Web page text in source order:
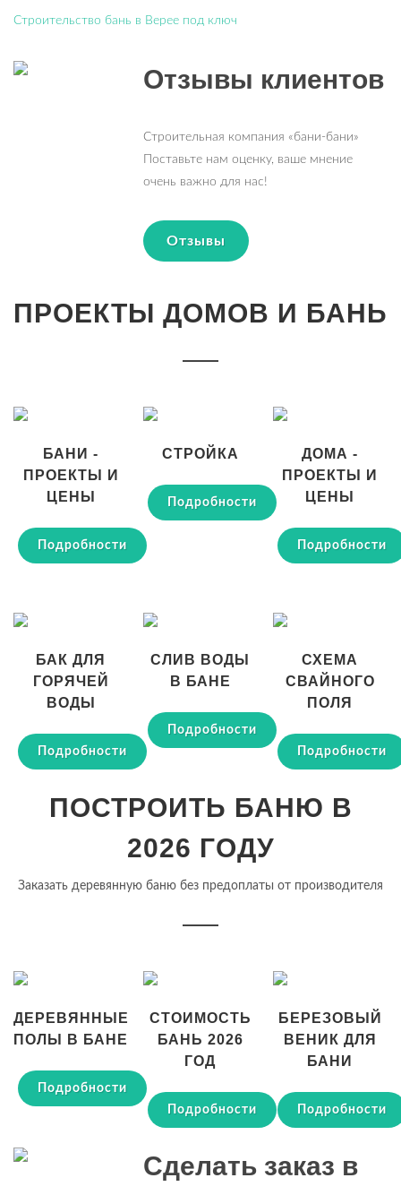
Строительство бань в Верее под ключ
Отзывы клиентов
Строительная компания «бани-бани»
Поставьте нам оценку, ваше мнение
очень важно для нас!
Отзывы
ПРОЕКТЫ ДОМОВ И БАНЬ
БАНИ -
ПРОЕКТЫ И
ЦЕНЫ
Подробности
СТРОЙКА
Подробности
ДОМА -
ПРОЕКТЫ И
ЦЕНЫ
Подробности
БАК ДЛЯ
ГОРЯЧЕЙ
ВОДЫ
Подробности
СЛИВ ВОДЫ
В БАНЕ
Подробности
СХЕМА
СВАЙНОГО
ПОЛЯ
Подробности
ПОСТРОИТЬ БАНЮ В
2026 ГОДУ
Заказать деревянную баню без предоплаты от производителя
ДЕРЕВЯННЫЕ
ПОЛЫ В БАНЕ
Подробности
СТОИМОСТЬ
БАНЬ 2026
ГОД
Подробности
БЕРЕЗОВЫЙ
ВЕНИК ДЛЯ
БАНИ
Подробности
Сделать заказ в